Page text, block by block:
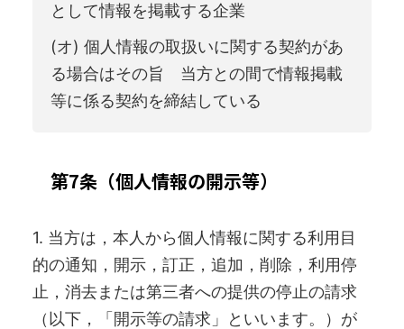
として情報を掲載する企業
(オ) 個人情報の取扱いに関する契約があ
る場合はその旨 当方との間で情報掲載
等に係る契約を締結している
第7条（個人情報の開示等）
1. 当方は，本人から個人情報に関する利用目
的の通知，開示，訂正，追加，削除，利用停
止，消去または第三者への提供の停止の請求
（以下，「開示等の請求」といいます。）が